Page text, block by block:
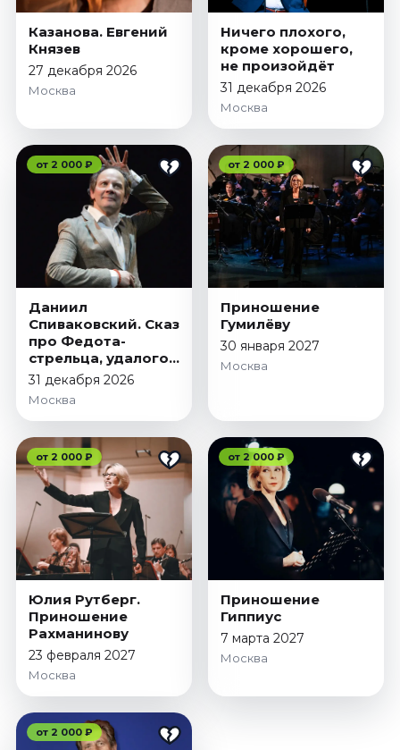
Казанова. Евгений
Князев
27 декабря 2026
Москва
Ничего плохого,
кроме хорошего,
не произойдёт
31 декабря 2026
Москва
от 2 000 ₽
Даниил
Спиваковский. Сказ
про Федота-
стрельца, удалого
молодца
31 декабря 2026
Москва
от 2 000 ₽
Приношение
Гумилёву
30 января 2027
Москва
от 2 000 ₽
Юлия Рутберг.
Приношение
Рахманинову
23 февраля 2027
Москва
от 2 000 ₽
Приношение
Гиппиус
7 марта 2027
Москва
от 2 000 ₽